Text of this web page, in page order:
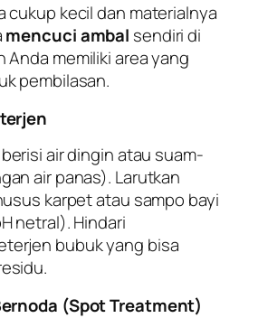
cukup kecil dan materialnya
mencuci ambal sendiri di
Anda memiliki area yang
pembilasan.
air dingin atau suam-
air panas). Larutkan
karpet atau sampo bayi
netral). Hindari
bubuk yang bisa
(Spot Treatment)